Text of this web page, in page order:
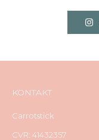
KONTAKT
Carrotstick
CVR: 41432357